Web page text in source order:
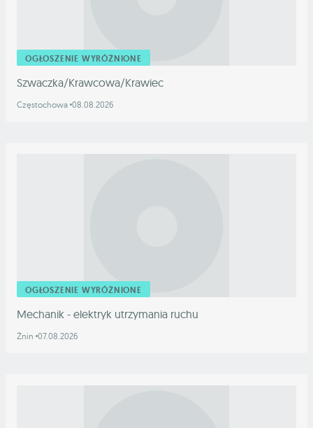
OGŁOSZENIE WYRÓŻNIONE
Szwaczka/Krawcowa/Krawiec
Częstochowa 08.08.2026
OGŁOSZENIE WYRÓŻNIONE
Mechanik - elektryk utrzymania ruchu
Żnin 07.08.2026